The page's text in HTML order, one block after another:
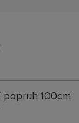
popruh 100cm